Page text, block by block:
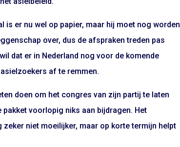
er nu wel op papier, maar hij moet nog worden
over, dus de afspraken treden pas
dat er in Nederland nog voor de komende
af te remmen.
doen om het congres van zijn partij te laten
voorlopig niks aan bijdragen. Het
niet moeilijker, maar op korte termijn helpt